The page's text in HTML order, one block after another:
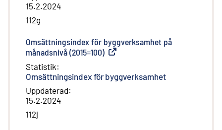
15.2.2024
112g
Omsättningsindex för byggverksamhet på
månadsnivå (2015=100) Extern länk
Statistik:
Omsättningsindex för byggverksamhet
Uppdaterad:
15.2.2024
112j